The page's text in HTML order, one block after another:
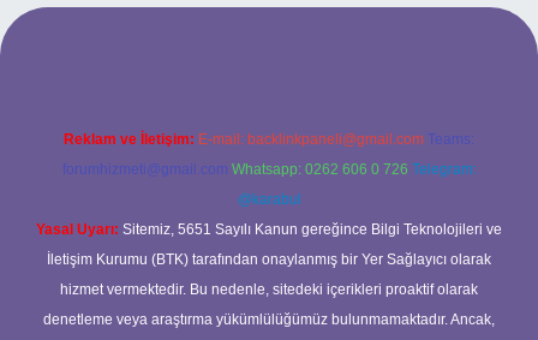
giriş
Reklam ve İletişim: E-mail: backlinkpaneli@gmail.com Teams:
forumhizmeti@gmail.com Whatsapp: 0262 606 0 726 Telegram:
@karabul
Yasal Uyarı: Sitemiz, 5651 Sayılı Kanun gereğince Bilgi Teknolojileri ve
İletişim Kurumu (BTK) tarafından onaylanmış bir Yer Sağlayıcı olarak
hizmet vermektedir. Bu nedenle, sitedeki içerikleri proaktif olarak
denetleme veya araştırma yükümlülüğümüz bulunmamaktadır. Ancak,